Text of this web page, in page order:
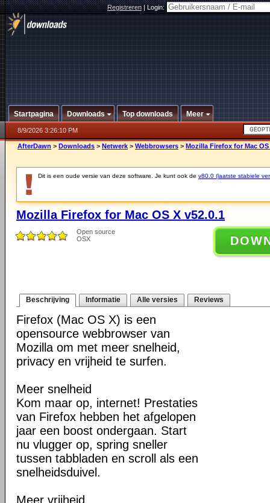
Registreren|Login:
Startpagina Downloads Top downloads Meer
8/9/2026 3:26:10 PM
AfterDawn > Downloads > Netwerk > Webbrowsers > Mozilla Firefox for Mac OS
Dit is een oude versie van deze software. Je kunt ook de v80.0 (laatste stabiele
Mozilla Firefox for Mac OS X v52.0.1
Open source
OSX
Beschrijving Informatie Alle versies Reviews
Firefox (Mac OS X) is een
opensource webbrowser van
Mozilla om met meer snelheid,
privacy en vrijheid te surfen.
Meer snelheid
Kom maar op, internet! Prestaties
van Firefox hebben het afgelopen
jaar een boost ondergaan. Start
nu vlugger op, spring sneller
tussen tabbladen en scroll als een
snelheidsduivel.
Meer vrijheid